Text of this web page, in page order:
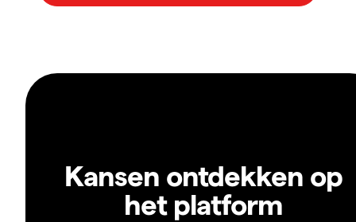
Kansen ontdekken op
het platform